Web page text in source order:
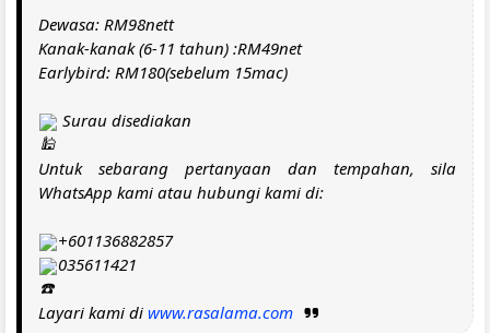
Dewasa: RM98nett
Kanak-kanak (6-11 tahun) :RM49net
Earlybird: RM180(sebelum 15mac)
Surau disediakan
Untuk sebarang pertanyaan dan tempahan, sila
WhatsApp kami atau hubungi kami di:
+601136882857
035611421
Layari kami di www.rasalama.com